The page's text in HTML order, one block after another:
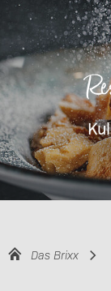
Das Brixx